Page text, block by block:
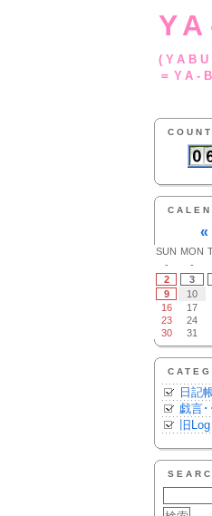
＝YA-
«
SUN MON
-
-
2
3
9
10
16
17
23
24
30
31
日記
戯言･
旧Log